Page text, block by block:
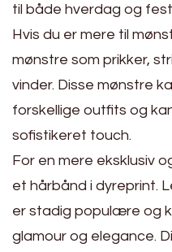
til både hverdag og
Hvis du er mere til
mønstre som prikker,
vinder. Disse mønstre
forskellige outfits og
sofistikeret touch.
For en mere eksklusiv
et hårbånd i dyreprint.
er stadig populære og
glamour og elegance.